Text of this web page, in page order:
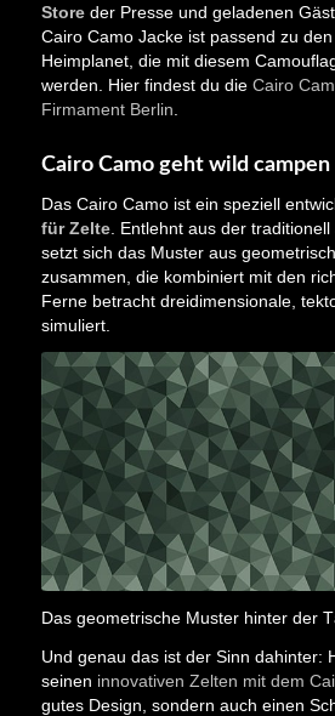
Storeder Presse und geladenen
Cairo Camo Jacke ist passend zu
Heimplanet, die mit diesem
werden. Hier findest du die Cairo
Firmament Berlin
Cairo Camo geht wild campen
Das Cairo Camo ist ein speziell
für Zelte. Entlehnt aus der
setzt sich das Muster aus
zusammen, die kombiniert mit den
Ferne betracht dreidimensionale,
simuliert.
Das geometrische Muster hinter der
Und genau das ist der Sinn dahinter:
seinen innovativen Zelten mit dem
gutes Design, sondern auch einen